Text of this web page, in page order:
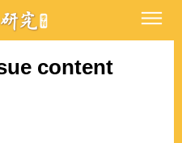
content